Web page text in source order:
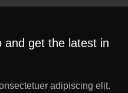
and get the latest in
adipiscing elit.